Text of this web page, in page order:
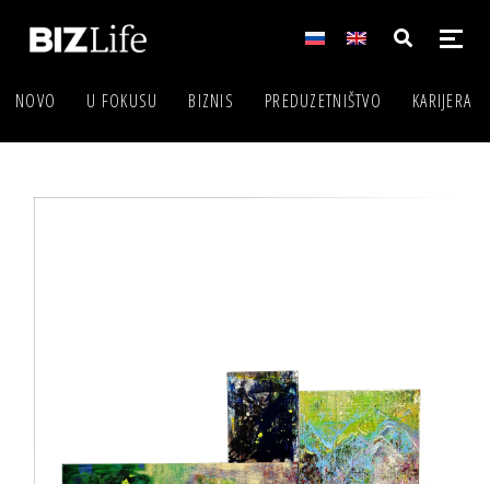
NOVO U FOKUSU BIZNIS PREDUZETNIŠTVO KARIJERA